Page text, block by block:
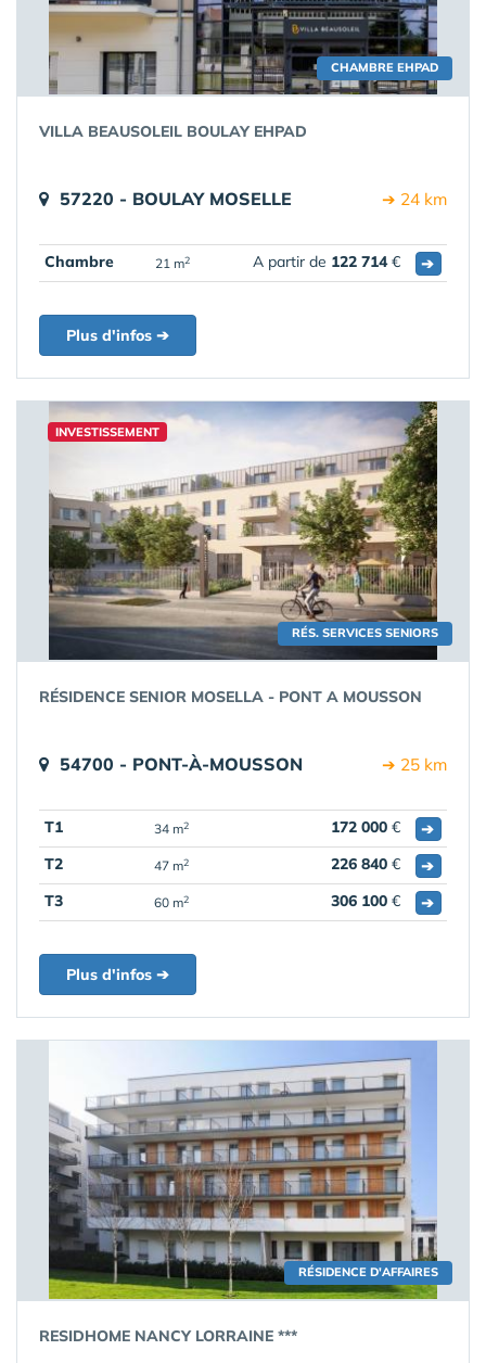
CHAMBRE EHPAD
VILLA BEAUSOLEIL BOULAY EHPAD
57220 - BOULAY MOSELLE ➔ 24 km
Chambre 21 m2 A partir de 122 714€ ➔
Plus d'infos ➔
RÉS. SERVICES SENIORS
INVESTISSEMENT
RÉSIDENCE SENIOR MOSELLA - PONT A MOUSSON
54700 - PONT-À-MOUSSON ➔ 25 km
T1 34 m2 172 000 €
➔
T2
47 m2 226 840 €
➔
T3
60 m2 306 100 € ➔
Plus d'infos ➔
RÉSIDENCE D'AFFAIRES
RESIDHOME NANCY LORRAINE ***